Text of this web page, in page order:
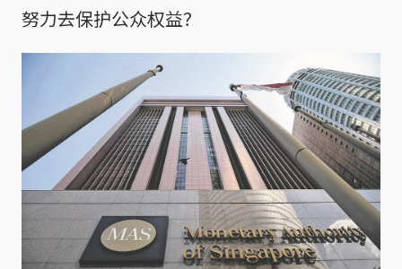
努力去保护公众权益？